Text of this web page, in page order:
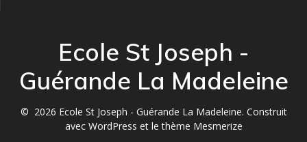
Ecole St Joseph -
Guérande La Madeleine
© 2026 Ecole St Joseph - Guérande La Madeleine. Construit
avec WordPress et lethème Mesmerize